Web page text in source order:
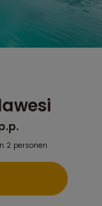
2 personen